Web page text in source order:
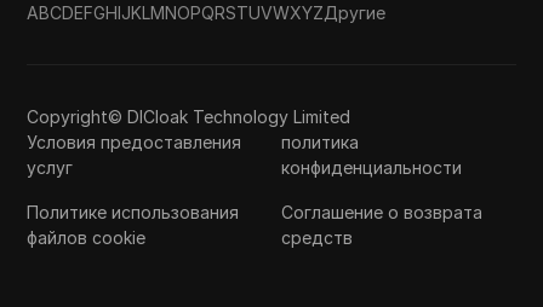
ABCDEFGHIJKLMNOPQRSTUVWXYZДругие
Copyright© DICloak Technology Limited
Условия предоставления
услуг
политика
конфиденциальности
Политике использования
файлов cookie
Соглашение о возврата
средств